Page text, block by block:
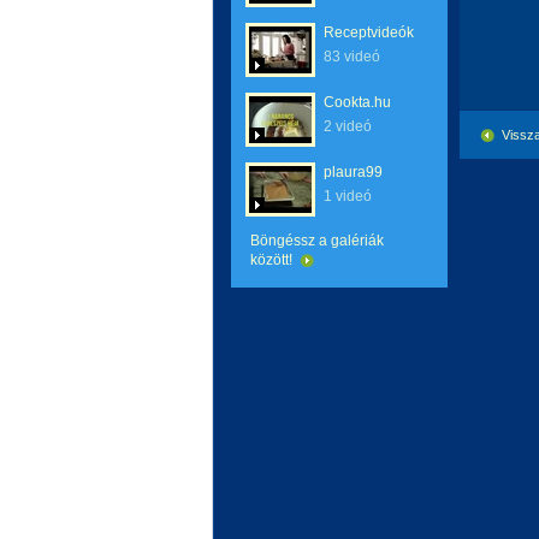
Receptvideók
83 videó
Cookta.hu
2 videó
plaura99
1 videó
Böngéssz a galériák
között!